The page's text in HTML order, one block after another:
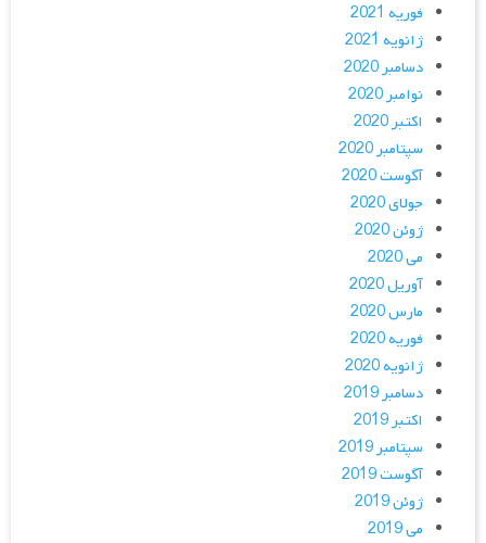
فوریه 2021
ژانویه 2021
دسامبر 2020
نوامبر 2020
اکتبر 2020
سپتامبر 2020
آگوست 2020
جولای 2020
ژوئن 2020
می 2020
آوریل 2020
مارس 2020
فوریه 2020
ژانویه 2020
دسامبر 2019
اکتبر 2019
سپتامبر 2019
آگوست 2019
ژوئن 2019
می 2019